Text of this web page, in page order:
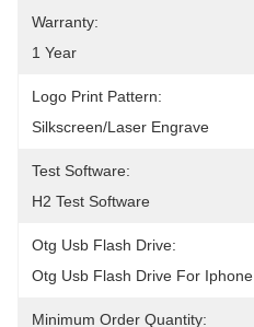
Warranty:
1 Year
Logo Print Pattern:
Silkscreen/Laser Engrave
Test Software:
H2 Test Software
Otg Usb Flash Drive:
Otg Usb Flash Drive For Iphone
Minimum Order Quantity: